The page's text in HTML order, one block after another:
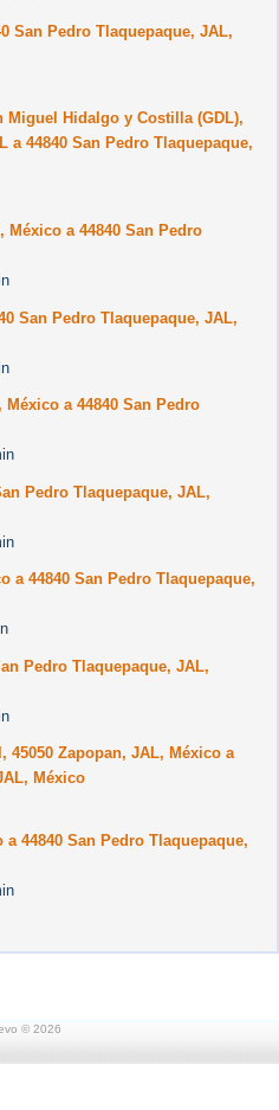
San Pedro Tlaquepaque, JAL,
Miguel Hidalgo y Costilla (GDL),
a 44840 San Pedro Tlaquepaque,
México a 44840 San Pedro
San Pedro Tlaquepaque, JAL,
a 44840 San Pedro
Pedro Tlaquepaque, JAL,
a 44840 San Pedro Tlaquepaque,
Pedro Tlaquepaque, JAL,
45050 Zapopan, JAL, México a
México
44840 San Pedro Tlaquepaque,
© 2026